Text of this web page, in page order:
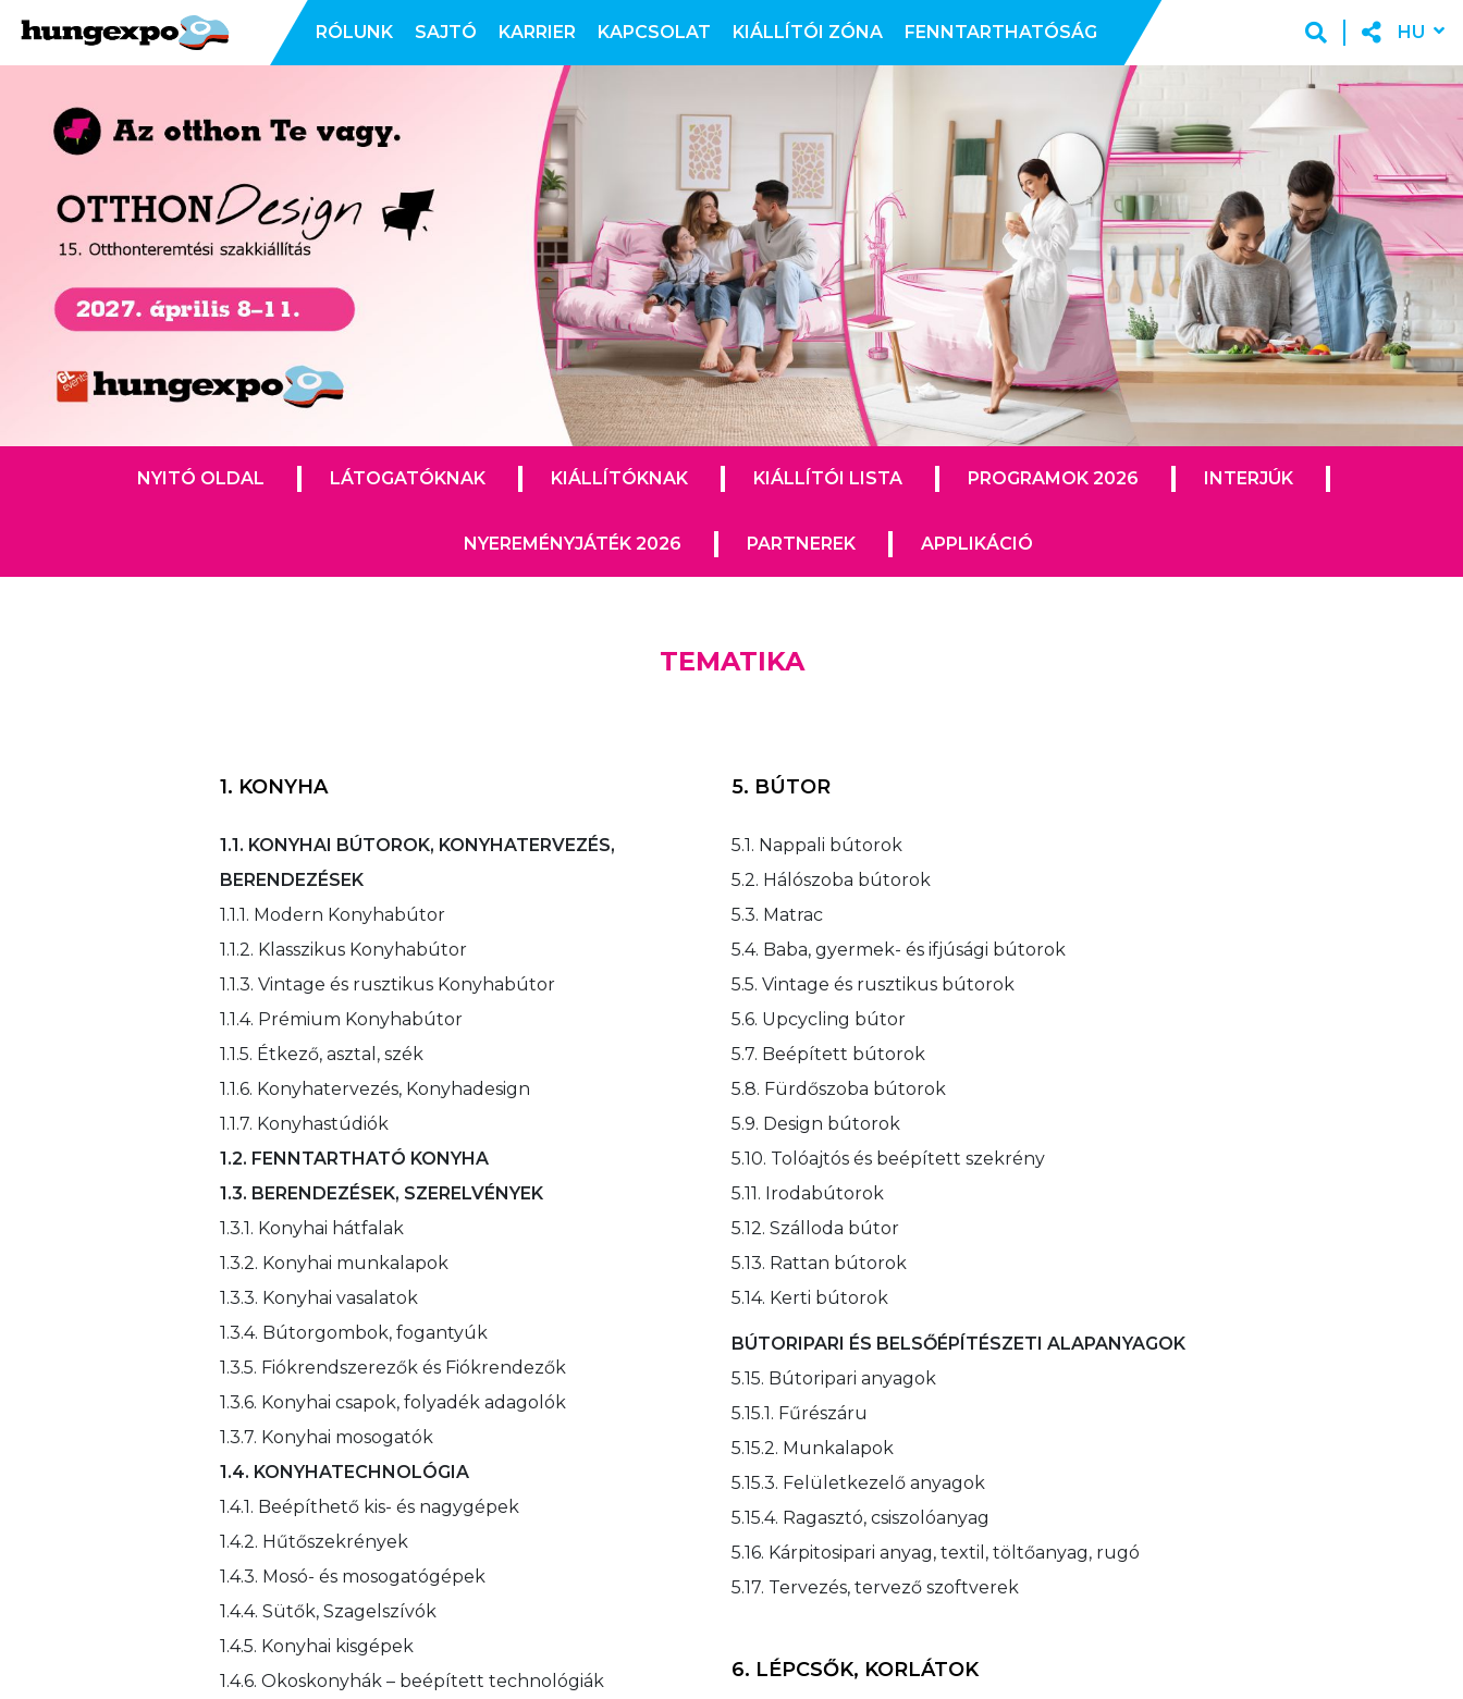
RÓLUNK SAJTÓ KARRIER KAPCSOLAT KIÁLLÍTÓI ZÓNA FENNTARTHATÓSÁG HU
NYITÓ OLDAL LÁTOGATÓKNAK KIÁLLÍTÓKNAK KIÁLLÍTÓI LISTA PROGRAMOK 2026 INTERJÚK
NYEREMÉNYJÁTÉK 2026 PARTNEREK APPLIKÁCIÓ
TEMATIKA
1. KONYHA
1.1. KONYHAI BÚTOROK, KONYHATERVEZÉS,
BERENDEZÉSEK
1.1.1. Modern Konyhabútor
1.1.2. Klasszikus Konyhabútor
1.1.3. Vintage és rusztikus Konyhabútor
1.1.4. Prémium Konyhabútor
1.1.5. Étkező, asztal, szék
1.1.6. Konyhatervezés, Konyhadesign
1.1.7. Konyhastúdiók
1.2. FENNTARTHATÓ KONYHA
1.3. BERENDEZÉSEK, SZERELVÉNYEK
1.3.1. Konyhai hátfalak
1.3.2. Konyhai munkalapok
1.3.3. Konyhai vasalatok
1.3.4. Bútorgombok, fogantyúk
1.3.5. Fiókrendszerezők és Fiókrendezők
1.3.6. Konyhai csapok, folyadék adagolók
1.3.7. Konyhai mosogatók
1.4. KONYHATECHNOLÓGIA
1.4.1. Beépíthető kis- és nagygépek
1.4.2. Hűtőszekrények
1.4.3. Mosó- és mosogatógépek
1.4.4. Sütők, Szagelszívók
1.4.5. Konyhai kisgépek
1.4.6. Okoskonyhák – beépített technológiák
5. BÚTOR
5.1. Nappali bútorok
5.2. Hálószoba bútorok
5.3. Matrac
5.4. Baba, gyermek- és ifjúsági bútorok
5.5. Vintage és rusztikus bútorok
5.6. Upcycling bútor
5.7. Beépített bútorok
5.8. Fürdőszoba bútorok
5.9. Design bútorok
5.10. Tolóajtós és beépített szekrény
5.11. Irodabútorok
5.12. Szálloda bútor
5.13. Rattan bútorok
5.14. Kerti bútorok
BÚTORIPARI ÉS BELSŐÉPÍTÉSZETI ALAPANYAGOK
5.15. Bútoripari anyagok
5.15.1. Fűrészáru
5.15.2. Munkalapok
5.15.3. Felületkezelő anyagok
5.15.4. Ragasztó, csiszolóanyag
5.16. Kárpitosipari anyag, textil, töltőanyag, rugó
5.17. Tervezés, tervező szoftverek
6. LÉPCSŐK, KORLÁTOK